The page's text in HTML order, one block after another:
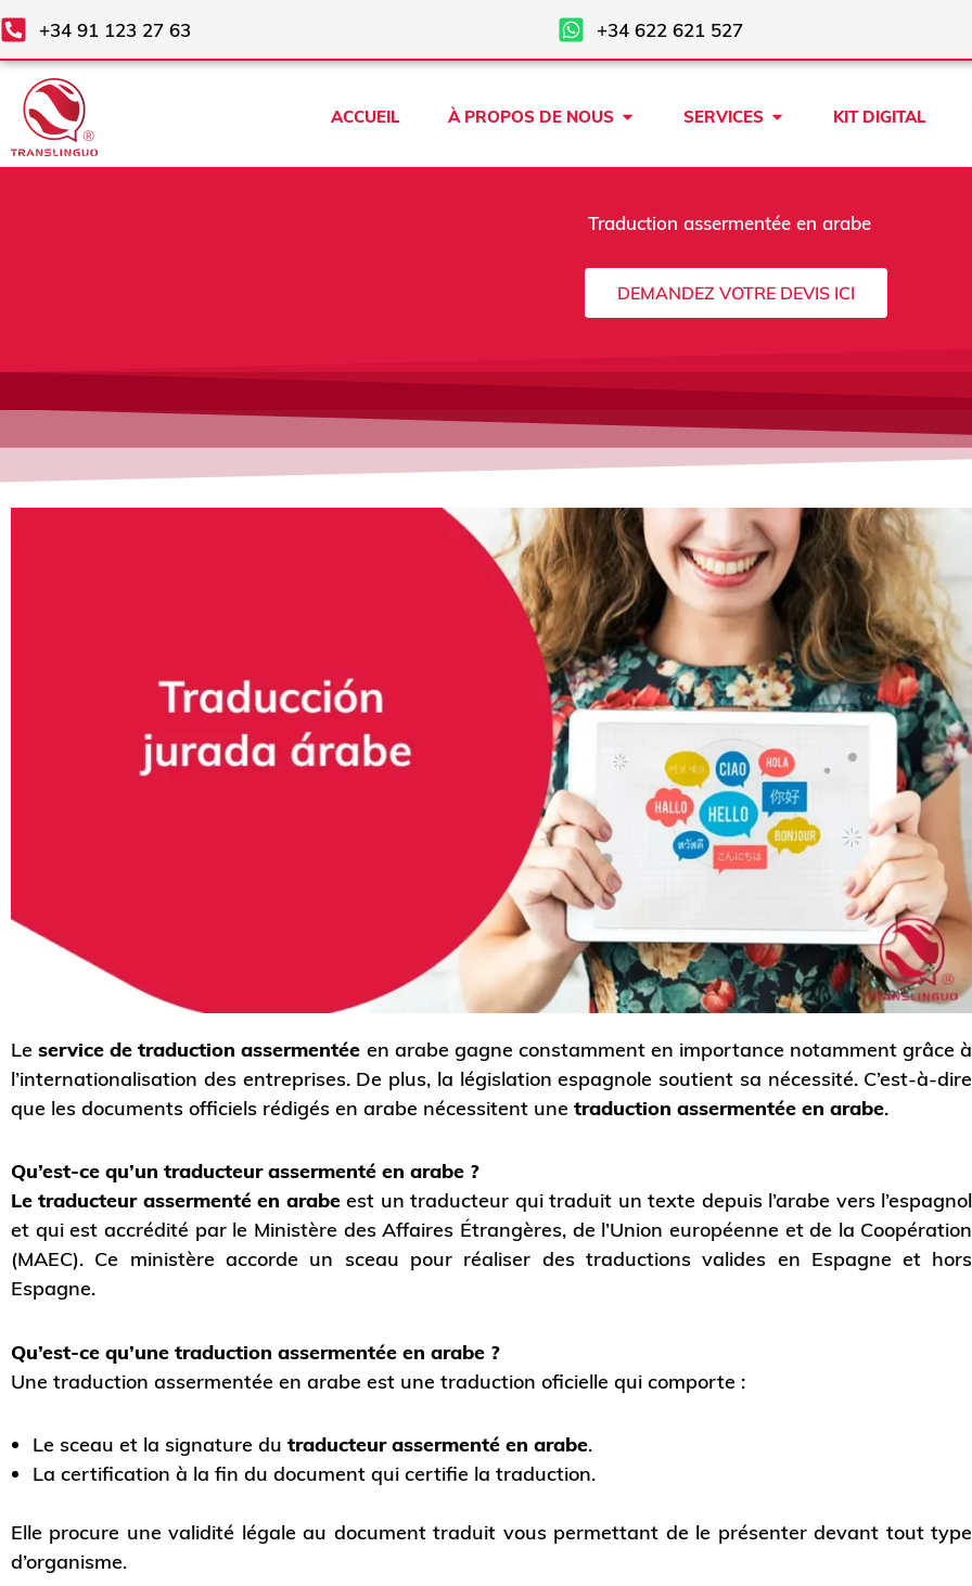
Aller
au
contenu
+34 91 123 27 63 +34 622 621 527
ACCUEIL À PROPOS DE NOUS Open À PROPOS DE NOUS
SERVICES Open SERVICES
KIT DIGITAL
Traduction assermentée en arabe
DEMANDEZ VOTRE DEVIS ICI
Leservice de traduction assermentée en arabe gagne constamment en importance notamment grâce à
l’internationalisation des entreprises. De plus, la législation espagnole soutient sa nécessité. C’est-à-dire
que les documents officiels rédigés en arabe nécessitent une traduction assermentée en arabe.
Qu’est-ce qu’un traducteur assermenté en arabe ?
Le traducteur assermenté en arabe est un traducteur qui traduit un texte depuis l’arabe vers l’espagnol
et qui est accrédité par le Ministère des Affaires Étrangères, de l’Union européenne et de la Coopération
(MAEC). Ce ministère accorde un sceau pour réaliser des traductions valides en Espagne et hors
Espagne.
Qu’est-ce qu’une traduction assermentée en arabe ?
Une traduction assermentée en arabe est une traduction oficielle qui comporte :
Le sceau et la signature du traducteur assermenté en arabe.
La certification à la fin du document qui certifie la traduction.
Elle procure une validité légale au document traduit vous permettant de le présenter devant tout type
d’organisme.